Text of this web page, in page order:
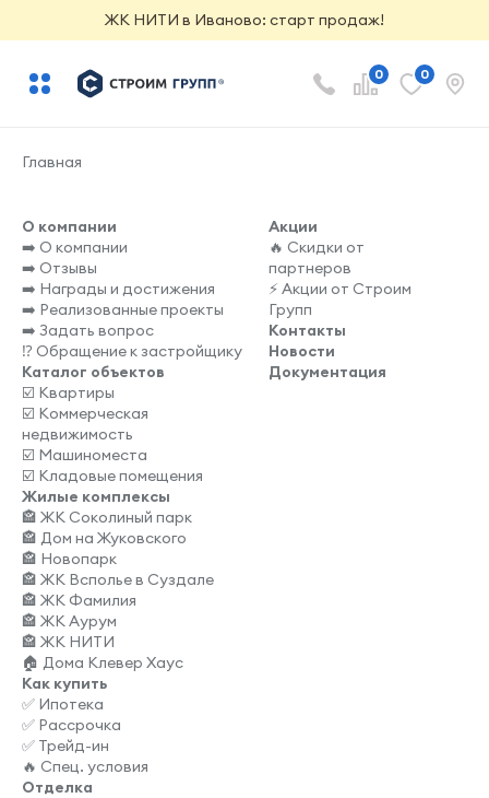
ЖК НИТИ в Иваново: старт продаж!
0 0
Главная
О компании
➡️ О компании
➡️ Отзывы
➡️ Награды и достижения
➡️ Реализованные проекты
➡️ Задать вопрос
⁉️ Обращение к застройщику
Каталог объектов
☑️ Квартиры
☑️ Коммерческая
недвижимость
☑️ Машиноместа
☑️ Кладовые помещения
Жилые комплексы
🏤 ЖК Соколиный парк
🏤 Дом на Жуковского
🏤 Новопарк
🏤 ЖК Всполье в Суздале
🏤 ЖК Фамилия
🏤 ЖК Аурум
🏤 ЖК НИТИ
🏠 Дома Клевер Хаус
Как купить
✅ Ипотека
✅ Рассрочка
✅ Трейд-ин
🔥 Спец. условия
Отделка
Акции
🔥 Скидки от
партнеров
⚡️ Акции от Строим
Групп
Контакты
Новости
Документация